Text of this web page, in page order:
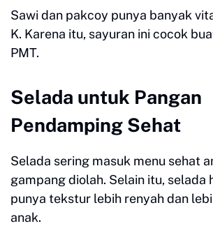
Sawi dan pakcoy punya banyak
K. Karena itu, sayuran ini cocok
PMT.
Selada untuk Pangan
Pendamping Sehat
Selada sering masuk menu sehat
gampang diolah. Selain itu, selada
punya tekstur lebih renyah dan
anak.